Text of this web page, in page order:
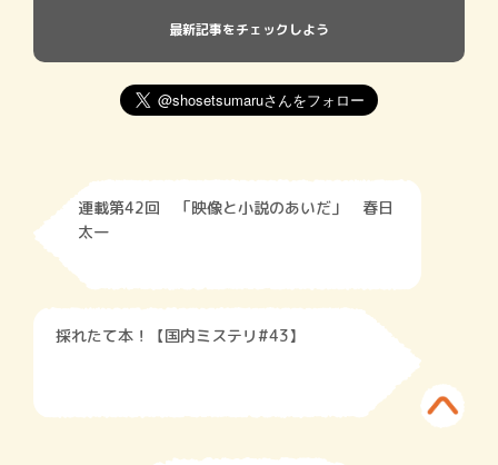
最新記事をチェックしよう
連載第42回 「映像と小説のあいだ」 春日
太一
採れたて本！【国内ミステリ#43】